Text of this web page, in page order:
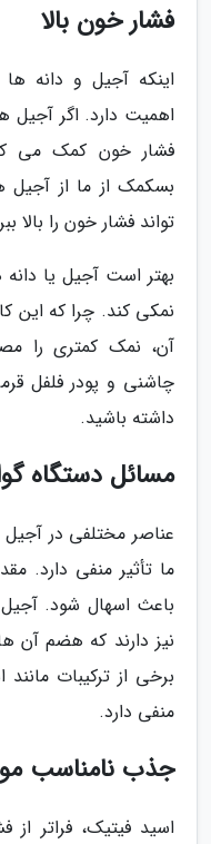
فشار خون بالا
اینکه آجیل و دانه
اهمیت دارد. اگر
فشار خون کمک می
بسکمک از ما از
تواند فشار خون را بالا
بهتر است آجیل یا
نمکی کند. چرا که این
آن، نمک کمتری را
چاشنی و پودر فلفل
داشته باشید.
مسائل دستگاه
عناصر مختلفی در
ما تأثیر منفی دارد.
باعث اسهال شود.
نیز دارند که هضم آن
برخی از ترکیبات
منفی دارد.
جذب نامناسب
اسید فیتیک، فراتر